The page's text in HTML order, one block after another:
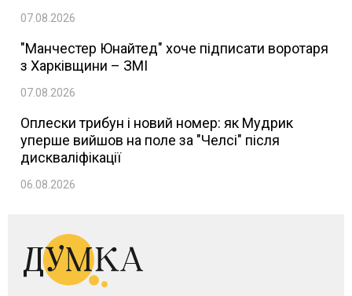
07.08.2026
"Манчестер Юнайтед" хоче підписати воротаря
з Харківщини – ЗМІ
07.08.2026
Оплески трибун і новий номер: як Мудрик
уперше вийшов на поле за "Челсі" після
дискваліфікації
06.08.2026